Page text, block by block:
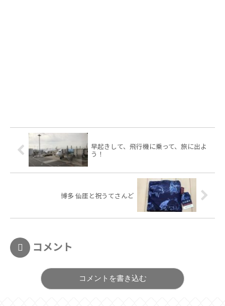
早起きして、飛行機に乗って、旅に出よ
う！
博多 仙厓と祝うてさんど
コメント
コメントを書き込む